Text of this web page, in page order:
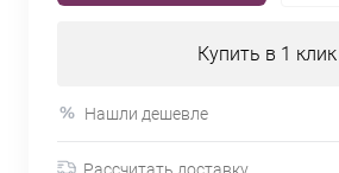
Купить в 1 клик
Нашли дешевле
Рассчитать доставку